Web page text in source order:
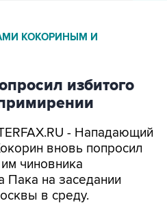
КОКОРИНЫМ И
избитого
- Нападающий
вновь попросил
чиновника
Пака на заседании
в среду.